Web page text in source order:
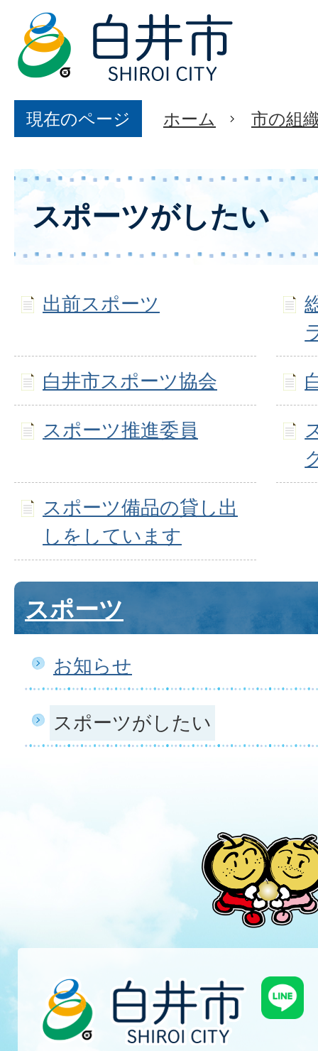
現在のページ ホーム 市の組
スポーツがしたい
出前スポーツ
白井市スポーツ協会
スポーツ推進委員
スポーツ備品の貸し出
しをしています
スポーツ
お知らせ
スポーツがしたい